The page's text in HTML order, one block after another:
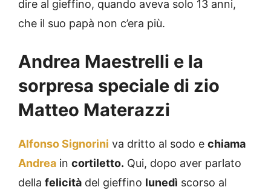
dire al gieffino, quando aveva solo 13 anni,
che il suo papà non c’era più.
Andrea Maestrelli e la
sorpresa speciale di zio
Matteo Materazzi
Alfonso Signorini va dritto al sodo e chiama
Andrea in cortiletto. Qui, dopo aver parlato
della felicità del gieffino lunedì scorso al